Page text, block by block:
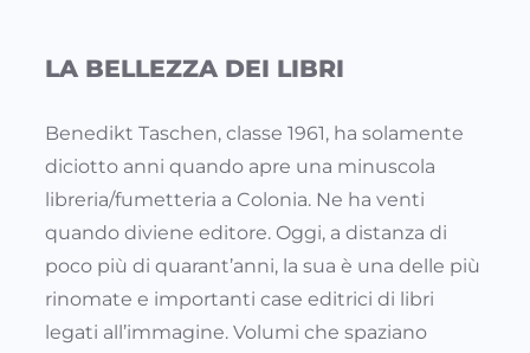
LA BELLEZZA DEI LIBRI
Benedikt Taschen, classe 1961, ha solamente
diciotto anni quando apre una minuscola
libreria/fumetteria a Colonia. Ne ha venti
quando diviene editore. Oggi, a distanza di
poco più di quarant’anni, la sua è una delle più
rinomate e importanti case editrici di libri
legati all’immagine. Volumi che spaziano